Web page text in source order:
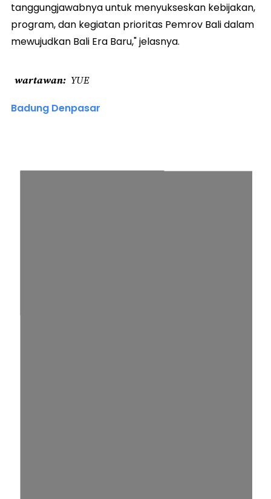
tanggungjawabnya untuk menyukseskan kebijakan,
program, dan kegiatan prioritas Pemrov Bali dalam
mewujudkan Bali Era Baru," jelasnya.
wartawan YUE
Badung Denpasar